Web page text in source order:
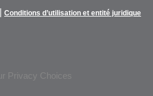
Conditions d’utilisation et entité juridique
Privacy Choices